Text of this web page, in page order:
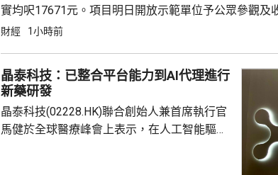
實均呎17671元。項目明日開放示範單位予公眾參觀及
財經 1小時前
晶泰科技：已整合平台能力到AI代理進行
新藥研發
晶泰科技(02228.HK)聯合創始人兼首席執行官
馬健於全球醫療峰會上表示，在人工智能驅動